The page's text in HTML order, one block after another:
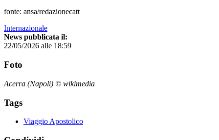
fonte: ansa/redazionecatt
Internazionale
News pubblicata il:
22/05/2026 alle 18:59
Foto
Acerra (Napoli) © wikimedia
Tags
Viaggio Apostolico